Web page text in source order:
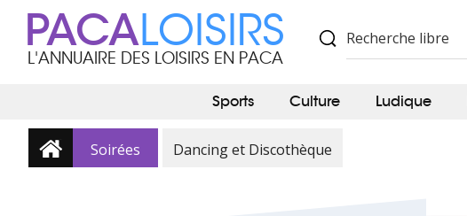
PACALOISIRS
L'ANNUAIRE DES LOISIRS EN PACA
Sports Culture Ludique
Soirées Dancing et Discothèque